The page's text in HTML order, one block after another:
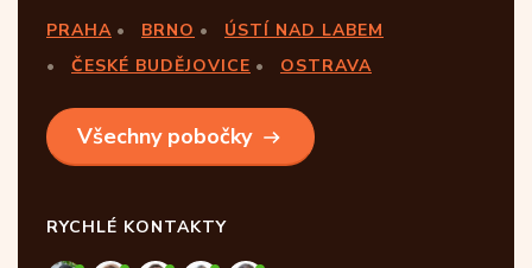
PRAHA BRNO
ÚSTÍ NAD LABEM
ČESKÉ BUDĚJOVICE
OSTRAVA
Všechny pobočky
RYCHLÉ KONTAKTY